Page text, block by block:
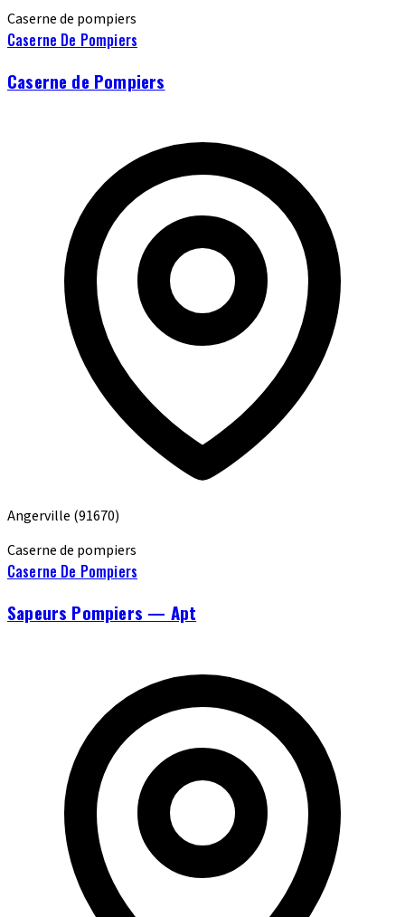
Caserne de pompiers
Caserne De Pompiers
Caserne de Pompiers
Angerville (91670)
Caserne de pompiers
Caserne De Pompiers
Sapeurs Pompiers — Apt